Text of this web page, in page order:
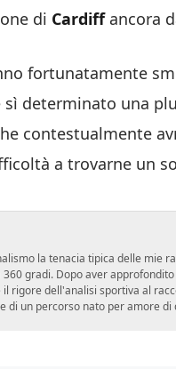
di Cardiffancora
fortunatamente
determinato una
contestualmente
a trovarne un
la tenacia tipica delle mie
gradi. Dopo aver
rigore dell'analisi sportiva al
di un percorso nato per amore di